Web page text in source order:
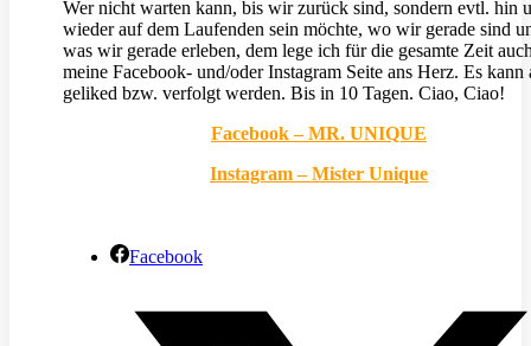
Wer nicht warten kann, bis wir zurück sind, sondern evtl. hin
wieder auf dem Laufenden sein möchte, wo wir gerade sind
was wir gerade erleben, dem lege ich für die gesamte Zeit
meine Facebook- und/oder Instagram Seite ans Herz. Es kann
geliked bzw. verfolgt werden. Bis in 10 Tagen. Ciao, Ciao!
Facebook – MR. UNIQUE
Instagram – Mister Unique
Facebook